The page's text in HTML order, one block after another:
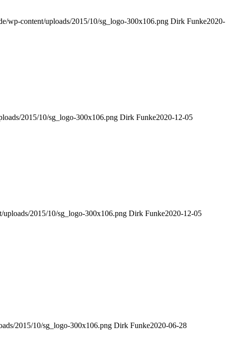
wp-content/uploads/2015/10/sg_logo-300x106.png Dirk Funke2020-
2015/10/sg_logo-300x106.png Dirk Funke2020-12-05
uploads/2015/10/sg_logo-300x106.png Dirk Funke2020-12-05
2015/10/sg_logo-300x106.png Dirk Funke2020-06-28